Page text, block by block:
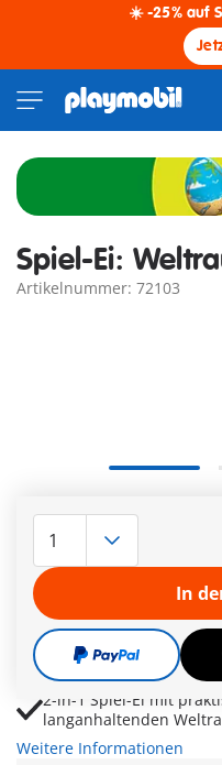
☀️ -25% auf
Spiel-Ei:
Artikelnummer: 72103
Leuchtende Kristalle,
kreativen Abenteuern
Kompaktes Reiseset
Figuren und
Friedliche
fördern Fantasie,
2-in-1 Spiel-Ei mit
langanhaltenden
Weitere Informationen
In